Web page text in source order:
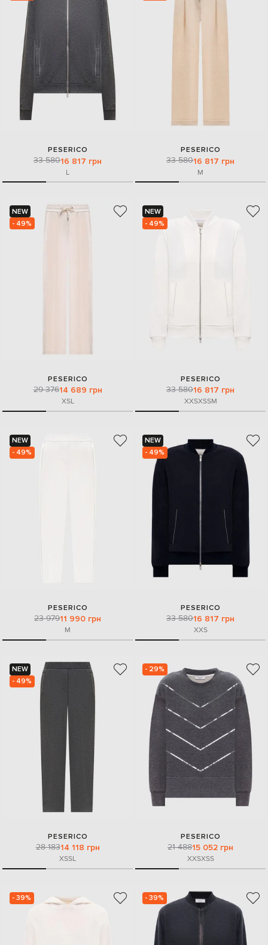
PESERICO
33 58016 817 грн
L
PESERICO
33 58016 817 грн
M
NEW
- 49%
PESERICO
29 37614 689 грн
XSL
NEW
- 49%
PESERICO
33 58016 817 грн
XXSXSSM
NEW
- 49%
PESERICO
23 97911 990 грн
M
NEW
- 49%
PESERICO
33 58016 817 грн
XXS
NEW
- 49%
PESERICO
28 18314 118 грн
XSSL
- 29%
PESERICO
21 48815 052 грн
XXSXSS
- 39% - 39%